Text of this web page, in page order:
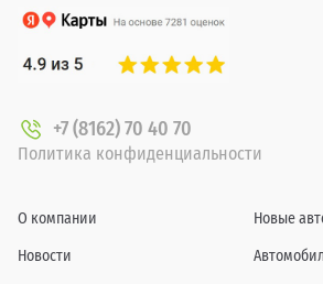
+7 (8162) 70 40 70
Политика конфиденциальности
О компании
Новости
Новые